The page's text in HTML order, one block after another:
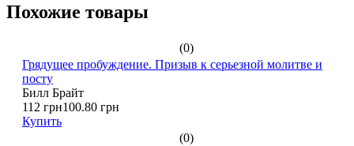
Похожие товары
(0)
Грядущее пробуждение. Призыв к серьезной молитве и
посту
Билл Брайт
112 грн100.80 грн
Купить
(0)